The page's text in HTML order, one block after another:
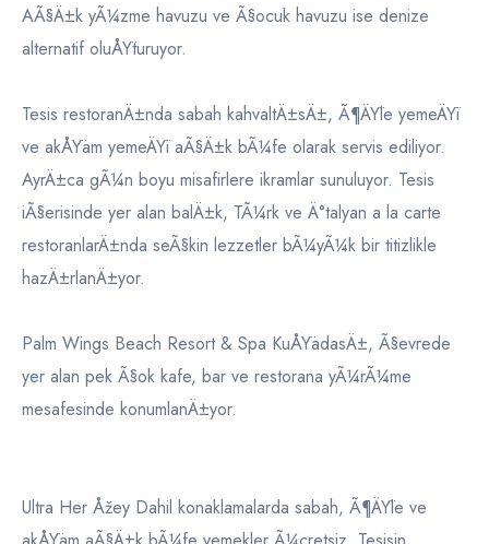
AÃ§Ä±k yÃ¼zme havuzu ve Ã§ocuk havuzu ise denize
alternatif oluÅŸturuyor.
Tesis restoranÄ±nda sabah kahvaltÄ±sÄ±, Ã¶ÄŸle yemeÄŸi
ve akÅŸam yemeÄŸi aÃ§Ä±k bÃ¼fe olarak servis ediliyor.
AyrÄ±ca gÃ¼n boyu misafirlere ikramlar sunuluyor. Tesis
iÃ§erisinde yer alan balÄ±k, TÃ¼rk ve Ä°talyan a la carte
restoranlarÄ±nda seÃ§kin lezzetler bÃ¼yÃ¼k bir titizlikle
hazÄ±rlanÄ±yor.
Palm Wings Beach Resort & Spa KuÅŸadasÄ±, Ã§evrede
yer alan pek Ã§ok kafe, bar ve restorana yÃ¼rÃ¼me
mesafesinde konumlanÄ±yor.
Ultra Her Åžey Dahil konaklamalarda sabah, Ã¶ÄŸle ve